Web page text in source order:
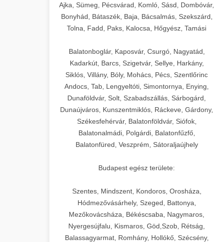
betekintésekkel.
weboldal-keszites.co
elkötelezettség erősítési módszerek
Fejlett AI-alapú Google Ads és Meta
hirdetési kampánykezelés.
Optimalizálja hirdetési költségvetését
aikampany.hu
AI hirdetési automatizálás
🍞 20. Ipari Dagasztógép +
Professzionális ipari dagasztógépek és
tésztakeverő gépek pékségek és
kereskedelmi konyhák számára.
Masszív konstrukció megbízható
teljesítményhez.
chef-iparikonyhagepek.hu
kereskedelmi tésztakeverő
🔪 21. Ipari Szeletelőgép+
Ipari hús- és sajtszeletelő gépek
professzionális élelmiszer-
előkészítéshez. Precíziós vágás
állítható vastagság beállítással.
chef-iparikonyhagepek.hu
professzionális élelmiszer szeletelő
📦 22. Vákuumozó Gép +
Kereskedelmi vákuumcsomagoló
berendezések élelmiszerek
szavatossági időt és tartsa meg a
chef-iparikonyhagepek.hu
vákuum lezáró berendezés
🎁 23. Vákuumfóliázó
+
professzionális élelmiszer-csomagolási
műveletekhez. Hatékony lezárási és
tartósítási megoldások.
chef-iparikonyhagepek.hu
🔥 24. Ipari Sütő és
Gőzpároló
+
Kereskedelmi légkeveréses sütők és
Ajka, Sümeg, Pécsvárad, Komló, Sásd, Dombóvár,
Bonyhád, Bátaszék, Baja, Bácsalmás, Szekszárd,
Tolna, Fadd, Paks, Kalocsa, Hőgyész, Tamási
Balatonboglár, Kaposvár, Csurgó, Nagyatád,
Kadarkút, Barcs, Szigetvár, Sellye, Harkány,
Siklós, Villány, Bóly, Mohács, Pécs, Szentlőrinc
Andocs, Tab, Lengyeltóti, Simontornya, Enying,
Dunaföldvár, Solt, Szabadszállás, Sárbogárd,
Dunaújváros, Kunszentmiklós, Ráckeve, Gárdony,
Székesfehérvár, Balatonföldvár, Siófok,
Balatonalmádi, Polgárdi, Balatonfűzfő,
Balatonfüred, Veszprém, Sátoraljaújhely
Budapest egész területe:
Szentes, Mindszent, Kondoros, Orosháza,
Hódmezővásárhely, Szeged, Battonya,
Mezőkovácsháza, Békéscsaba, Nagymaros,
Nyergesújfalu, Kismaros, Göd,Szob, Rétság,
Balassagyarmat, Romhány, Hollókő, Szécsény,